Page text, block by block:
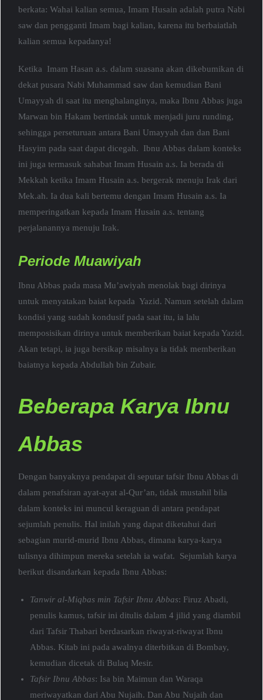
berkata: Wahai kalian semua, Imam Husain adalah putra Nabi
saw dan pengganti Imam bagi kalian, karena itu berbaiatlah
kalian semua kepadanya!
Ketika Imam Hasan a.s. dalam suasana akan dikebumikan di
dekat pusara Nabi Muhammad saw dan kemudian Bani
Umayyah di saat itu menghalanginya, maka Ibnu Abbas juga
Marwan bin Hakam bertindak untuk menjadi juru runding,
sehingga perseturuan antara Bani Umayyah dan dan Bani
Hasyim pada saat dapat dicegah. Ibnu Abbas dalam konteks
ini juga termasuk sahabat Imam Husain a.s. Ia berada di
Mekkah ketika Imam Husain a.s. bergerak menuju Irak dari
Mek.ah. Ia dua kali bertemu dengan Imam Husain a.s. Ia
memperingatkan kepada Imam Husain a.s. tentang
perjalanannya menuju Irak.
Periode Muawiyah
Ibnu Abbas pada masa Mu’awiyah menolak bagi dirinya
untuk menyatakan baiat kepada Yazid. Namun setelah dalam
kondisi yang sudah kondusif pada saat itu, ia lalu
memposisikan dirinya untuk memberikan baiat kepada Yazid.
Akan tetapi, ia juga bersikap misalnya ia tidak memberikan
baiatnya kepada Abdullah bin Zubair.
Beberapa Karya Ibnu
Abbas
Dengan banyaknya pendapat di seputar tafsir Ibnu Abbas di
dalam penafsiran ayat-ayat al-Qur’an, tidak mustahil bila
dalam konteks ini muncul keraguan di antara pendapat
sejumlah penulis. Hal inilah yang dapat diketahui dari
sebagian murid-murid Ibnu Abbas, dimana karya-karya
tulisnya dihimpun mereka setelah ia wafat. Sejumlah karya
berikut disandarkan kepada Ibnu Abbas:
Tanwir al-Miqbas min Tafsir Ibnu Abbas: Firuz Abadi,
penulis kamus, tafsir ini ditulis dalam 4 jilid yang diambil
dari Tafsir Thabari berdasarkan riwayat-riwayat Ibnu
Abbas. Kitab ini pada awalnya diterbitkan di Bombay,
kemudian dicetak di Bulaq Mesir.
Tafsir Ibnu Abbas: Isa bin Maimun dan Waraqa
meriwayatkan dari Abu Nujaih. Dan Abu Nujaih dan